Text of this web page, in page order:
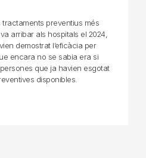
tractaments preventius més
arribar als hospitals el 2024,
demostrat l’eficàcia per
encara no se sabia era si
que ja havien esgotat
disponibles.